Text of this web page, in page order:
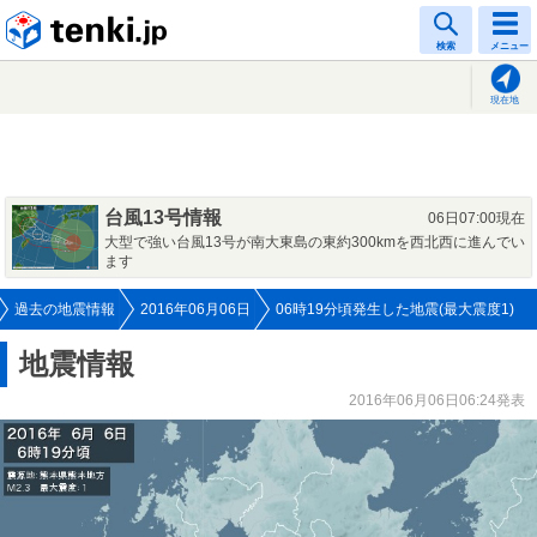
検索 メニュー
現在地
台風13号情報
06日07:00現在
大型で強い台風13号が南大東島の東約300kmを西北西に進んでい
ます
過去の地震情報 2016年06月06日 06時19分頃発生した地震(最大震度1)
地震情報
2016年06月06日06:24発表